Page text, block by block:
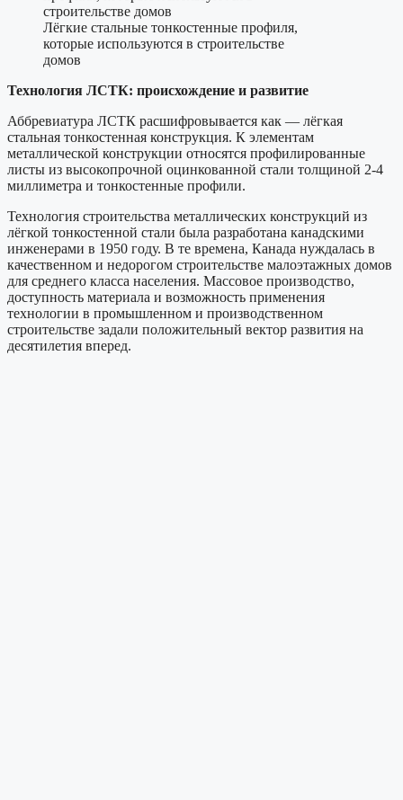
Лёгкие стальные тонкостенные профиля,
которые используются в строительстве
домов
Технология ЛСТК: происхождение и развитие
Аббревиатура ЛСТК расшифровывается как — лёгкая
стальная тонкостенная конструкция. К элементам
металлической конструкции относятся профилированные
листы из высокопрочной оцинкованной стали толщиной 2-4
миллиметра и тонкостенные профили.
Технология строительства металлических конструкций из
лёгкой тонкостенной стали была разработана канадскими
инженерами в 1950 году. В те времена, Канада нуждалась в
качественном и недорогом строительстве малоэтажных домов
для среднего класса населения. Массовое производство,
доступность материала и возможность применения
технологии в промышленном и производственном
строительстве задали положительный вектор развития на
десятилетия вперед.